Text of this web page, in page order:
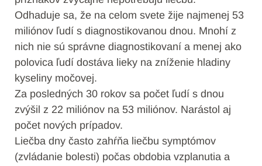
Odhaduje sa, že na celom svete žije najmenej 53
miliónov ľudí s diagnostikovanou dnou. Mnohí z
nich nie sú správne diagnostikovaní a menej ako
polovica ľudí dostáva lieky na zníženie hladiny
kyseliny močovej.
Za posledných 30 rokov sa počet ľudí s dnou
zvýšil z 22 miliónov na 53 miliónov. Narástol aj
počet nových prípadov.
Liečba dny často zahŕňa liečbu symptómov
(zvládanie bolesti) počas obdobia vzplanutia a